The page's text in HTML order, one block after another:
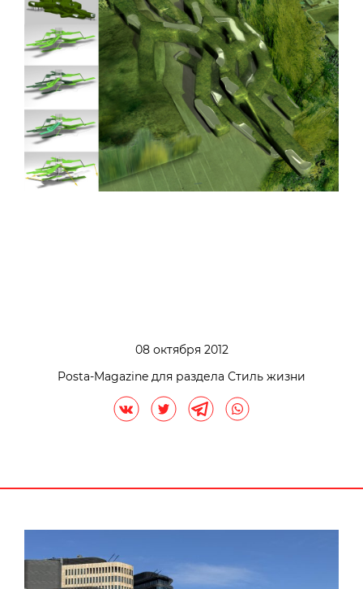
08 октября 2012
Posta-Magazine для раздела Стиль жизни